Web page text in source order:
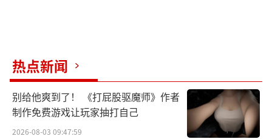
热点新闻
别给他爽到了！ 《打屁股驱魔师》作者
制作免费游戏让玩家抽打自己
2026-08-03 09:47:59